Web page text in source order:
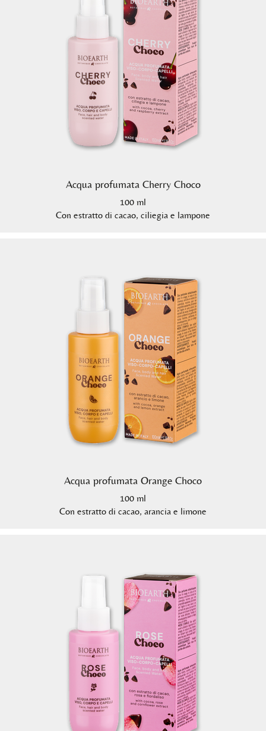
Acqua profumata Cherry Choco
100 ml
Con estratto di cacao, ciliegia e lampone
Acqua profumata Orange Choco
100 ml
Con estratto di cacao, arancia e limone